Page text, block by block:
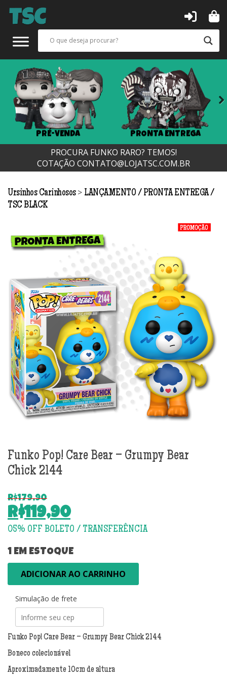
PRÉ-VENDA PRONTA ENTREGA
Next
PROCURA FUNKO RARO? TEMOS!
COTAÇÃO CONTATO@LOJATSC.COM.BR
Ursinhos Carinhosos > LANÇAMENTO
PRONTA ENTREGA
TSC BLACK
Funko Pop! Care Bear – Grumpy Bear
Chick 2144
R$179,90
O
preço
era:
R$179,90.
R$119,90
O
atual
é:
R$119,90.
1 EM ESTOQUE
Pop!
Bear
Grumpy
Bear
2144
quantidade
ADICIONAR AO CARRINHO
Simulação de frete
Funko Pop! Care Bear – Grumpy Bear Chick 2144
Boneco colecionável
Aproximadamente 10cm de altura